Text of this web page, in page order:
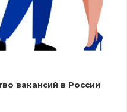
вакансий в России